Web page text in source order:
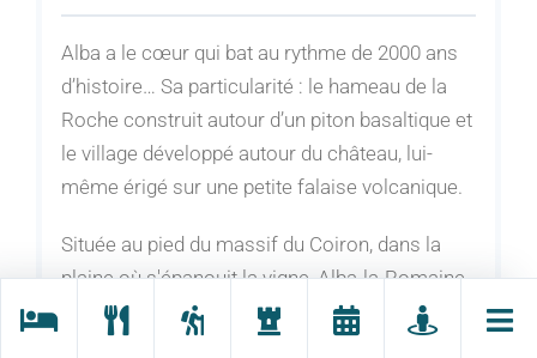
Alba a le cœur qui bat au rythme de 2000 ans
d’histoire… Sa particularité : le hameau de la
Roche construit autour d’un piton basaltique et
le village développé autour du château, lui-
même érigé sur une petite falaise volcanique.
Située au pied du massif du Coiron, dans la
plaine où s'épanouit la vigne, Alba-la-Romaine
est fière de son riche passé historique : au